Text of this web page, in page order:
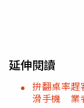
延伸閱讀
拚翻桌率
滑手機 業